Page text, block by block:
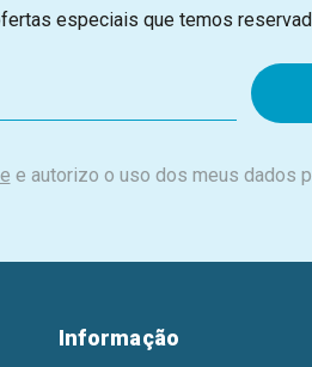
especiais que temos
e autorizo o uso dos meus dados
Informação